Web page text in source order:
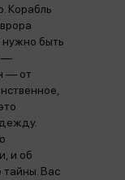
Корабль
быть
—
— от
и об
Вас